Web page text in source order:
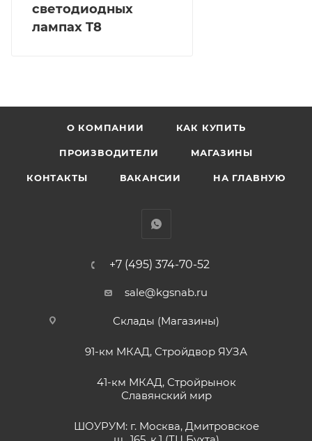
светодиодных
лампах T8
О КОМПАНИИ КАК КУПИТЬ
ПРОИЗВОДИТЕЛИ МАГАЗИНЫ
КОНТАКТЫ ВАКАНСИИ НА ГЛАВНУЮ
+7 (495) 374-70-52
sale@kgsnab.ru
Склады (Магазины)
91-км МКАД, Стройдвор ЯУЗА
41-км МКАД, Стройрынок
Славянский мир
ШОУРУМ: г. Москва, Дмитровское